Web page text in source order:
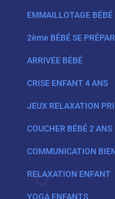
EMMAILLOTAGE BÉBÉ
2ème BÉBÉ SE
ARRIVÉE BÉBÉ
CRISE ENFANT 4 ANS
JEUX RELAXATION
COUCHER BÉBÉ 2 ANS
COMMUNICATION
RELAXATION ENFANT
YOGA ENFANTS